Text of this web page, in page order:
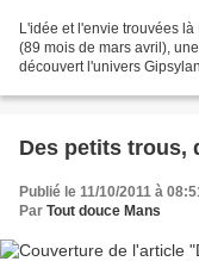
L'idée et l'envie trouvées
(89 mois de mars avril),
découvert l'univers
Des petits trous,
Publié le 11/10/2011 à
Par Tout douce Mans